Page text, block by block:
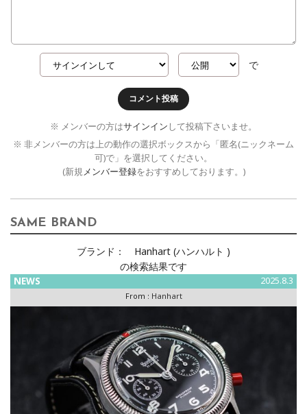
で
コメント投稿
※ メンバーの方はサインイン して投稿下さいませ。
※ 非メンバーの方は上の動作の選択ボックスから「匿名(ニックネーム
可)で」を選択してください。
(新規メンバー登録をおすすめしております。)
SAME BRAND
ブランド：
Hanhart (ハンハルト )
の検索結果です
NEWS 2025.8.3
From : Hanhart